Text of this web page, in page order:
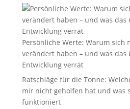
Persönliche Werte: Warum sich
verändert haben – und was
Entwicklung verrät
Ratschläge für die Tonne:
mir nicht geholfen hat und was
funktioniert